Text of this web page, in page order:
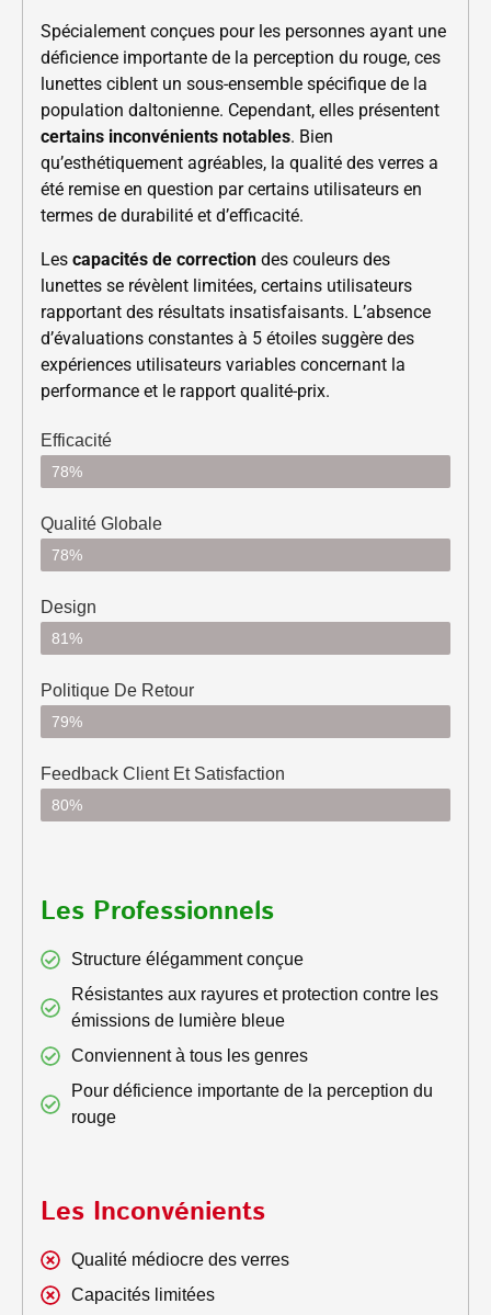
Spécialement conçues pour les personnes ayant une
déficience importante de la perception du rouge, ces
lunettes ciblent un sous-ensemble spécifique de la
population daltonienne. Cependant, elles présentent
certains inconvénients notables. Bien
qu’esthétiquement agréables, la qualité des verres a
été remise en question par certains utilisateurs en
termes de durabilité et d’efficacité.
Les capacités de correction des couleurs des
lunettes se révèlent limitées, certains utilisateurs
rapportant des résultats insatisfaisants. L’absence
d’évaluations constantes à 5 étoiles suggère des
expériences utilisateurs variables concernant la
performance et le rapport qualité-prix.
Efficacité
78%
Qualité Globale
78%
Design
81%
Politique De Retour
79%
Feedback Client Et Satisfaction
80%
Les Professionnels
Structure élégamment conçue
Résistantes aux rayures et protection contre les
émissions de lumière bleue
Conviennent à tous les genres
Pour déficience importante de la perception du
rouge
Les Inconvénients
Qualité médiocre des verres
Capacités limitées